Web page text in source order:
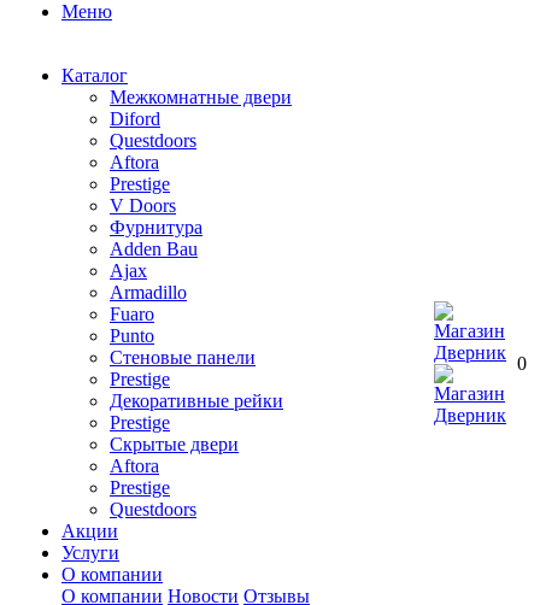
Меню
Каталог
Межкомнатные двери
Diford
Questdoors
Aftora
Prestige
V Doors
Фурнитура
Adden Bau
Ajax
Armadillo
Fuaro
Punto
Стеновые панели
Prestige
Декоративные рейки
Prestige
Скрытые двери
Aftora
Prestige
Questdoors
Акции
Услуги
О компании
О компании Новости Отзывы
0